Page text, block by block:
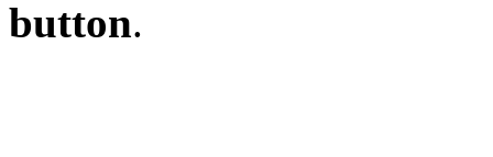
button.